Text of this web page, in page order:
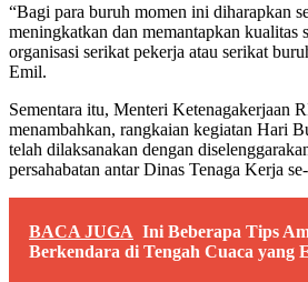
“Bagi para buruh momen ini diharapkan
meningkatkan dan memantapkan kualitas
organisasi serikat pekerja atau serikat
Emil.
Sementara itu, Menteri Ketenagakerjaan
menambahkan, rangkaian kegiatan Hari
telah dilaksanakan dengan
persahabatan antar Dinas Tenaga Kerja
BACA JUGA Ini Beberapa Tips
Berkendara di Tengah Cuaca yang